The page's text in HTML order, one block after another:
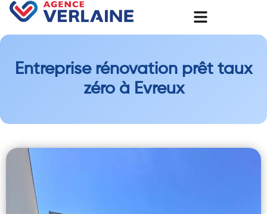
Entreprise rénovation prêt taux
zéro à Evreux